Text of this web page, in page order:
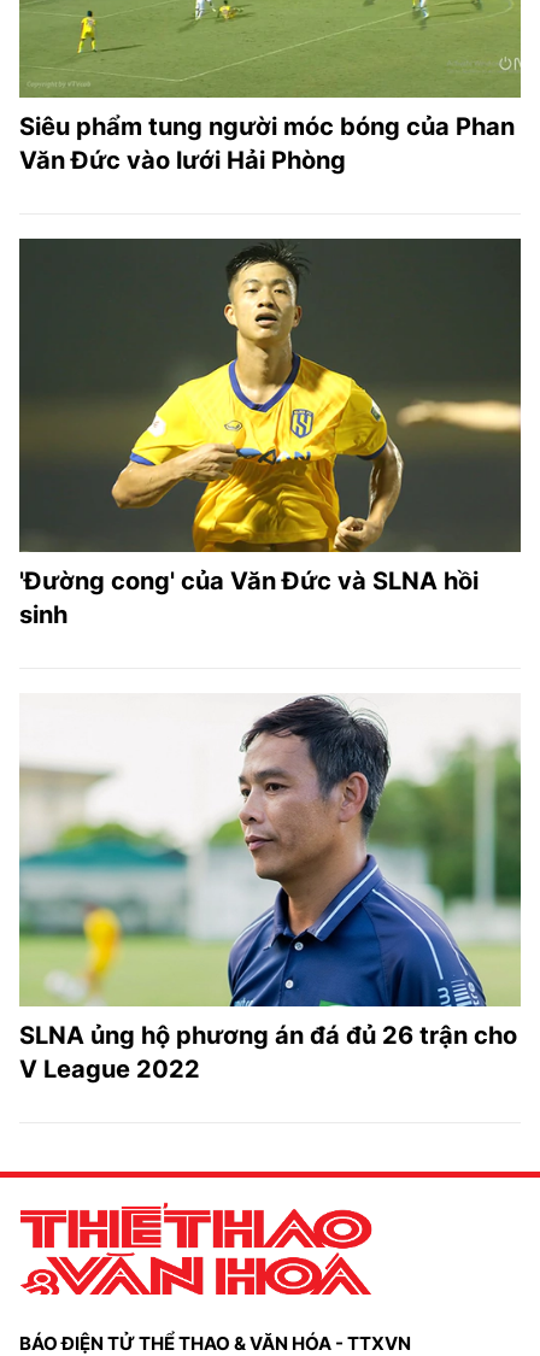
Siêu phẩm tung người móc bóng của Phan
Văn Đức vào lưới Hải Phòng
'Đường cong' của Văn Đức và SLNA hồi
sinh
SLNA ủng hộ phương án đá đủ 26 trận cho
V League 2022
BÁO ĐIỆN TỬ THỂ THAO & VĂN HÓA - TTXVN